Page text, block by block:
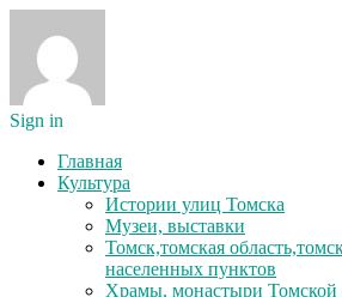
Sign in
Главная
Культура
Истории улиц Томска
Музеи, выставки
Томск,томская
населенных пунктов
Храмы, монастыри Томской